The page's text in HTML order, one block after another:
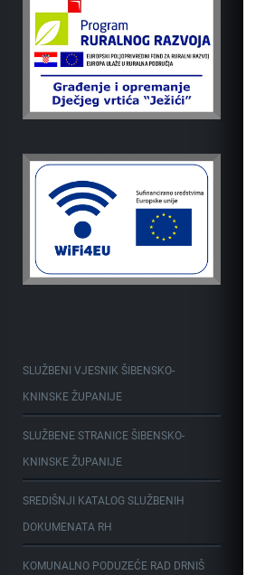
SLUŽBENI VJESNIK ŠIBENSKO-
KNINSKE ŽUPANIJE
SLUŽBENE STRANICE ŠIBENSKO-
KNINSKE ŽUPANIJE
SREDIŠNJI KATALOG SLUŽBENIH
DOKUMENATA RH
KOMUNALNO PODUZEĆE RAD DRNIŠ